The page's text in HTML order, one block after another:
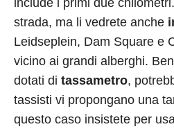
include i primi due
strada, ma li vedrete anche
Leidseplein, Dam Square e
vicino ai grandi alberghi.
dotati di tassametro,
tassisti vi propongano una
questo caso insistete per